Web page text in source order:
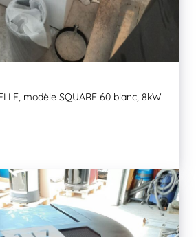
modèle SQUARE 60 blanc, 8kW